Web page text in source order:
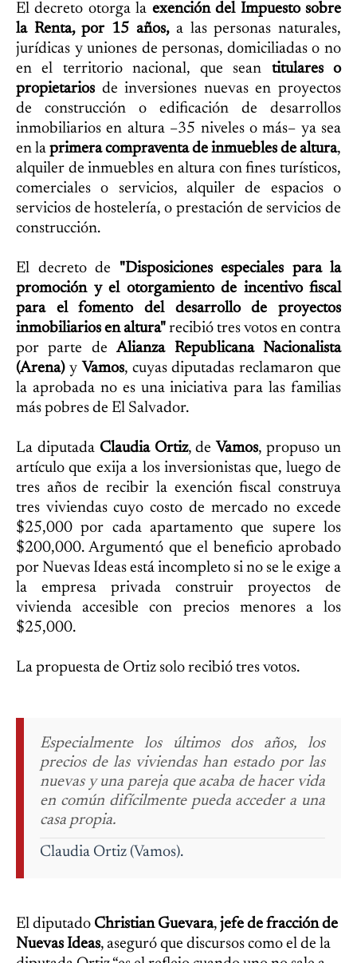
El decreto otorga la exención del Impuesto sobre
la Renta, por 15 años,a las personas naturales,
jurídicas y uniones de personas, domiciliadas o no
en el territorio nacional, que sean titulares o
propietarios de inversiones nuevas en proyectos
de construcción o edificación de desarrollos
inmobiliarios en altura –35 niveles o más– ya sea
en la primera compraventa de inmuebles de altura,
alquiler de inmuebles en altura con fines turísticos,
comerciales o servicios, alquiler de espacios o
servicios de hostelería, o prestación de servicios de
construcción.
El decreto de "Disposiciones especiales para la
promoción y el otorgamiento de incentivo fiscal
para el fomento del desarrollo de proyectos
inmobiliarios en altura" recibió tres votos en contra
por parte deAlianza Republicana Nacionalista
(Arena)y Vamos, cuyas diputadas reclamaron que
la aprobada no es una iniciativa para las familias
más pobres de El Salvador.
La diputada Claudia Ortiz, de Vamos, propuso un
artículo que exija a los inversionistas que, luego de
tres años de recibir la exención fiscal construya
tres viviendas cuyo costo de mercado no excede
$25,000 por cada apartamento que supere los
$200,000. Argumentó que el beneficio aprobado
por Nuevas Ideas está incompleto si no se le exige a
la empresa privada construir proyectos de
vivienda accesible con precios menores a los
$25,000.
La propuesta de Ortiz solo recibió tres votos.
Especialmente los últimos dos años, los
precios de las viviendas han estado por las
nuevas y una pareja que acaba de hacer vida
en común difícilmente pueda acceder a una
casa propia.
Claudia Ortiz (Vamos).
El diputado Christian Guevara, jefe de fracción de
Nuevas Ideas, aseguró que discursos como el de la